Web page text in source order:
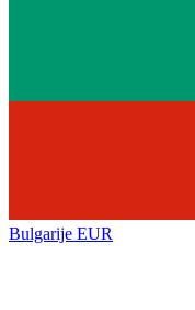
Bulgarije EUR